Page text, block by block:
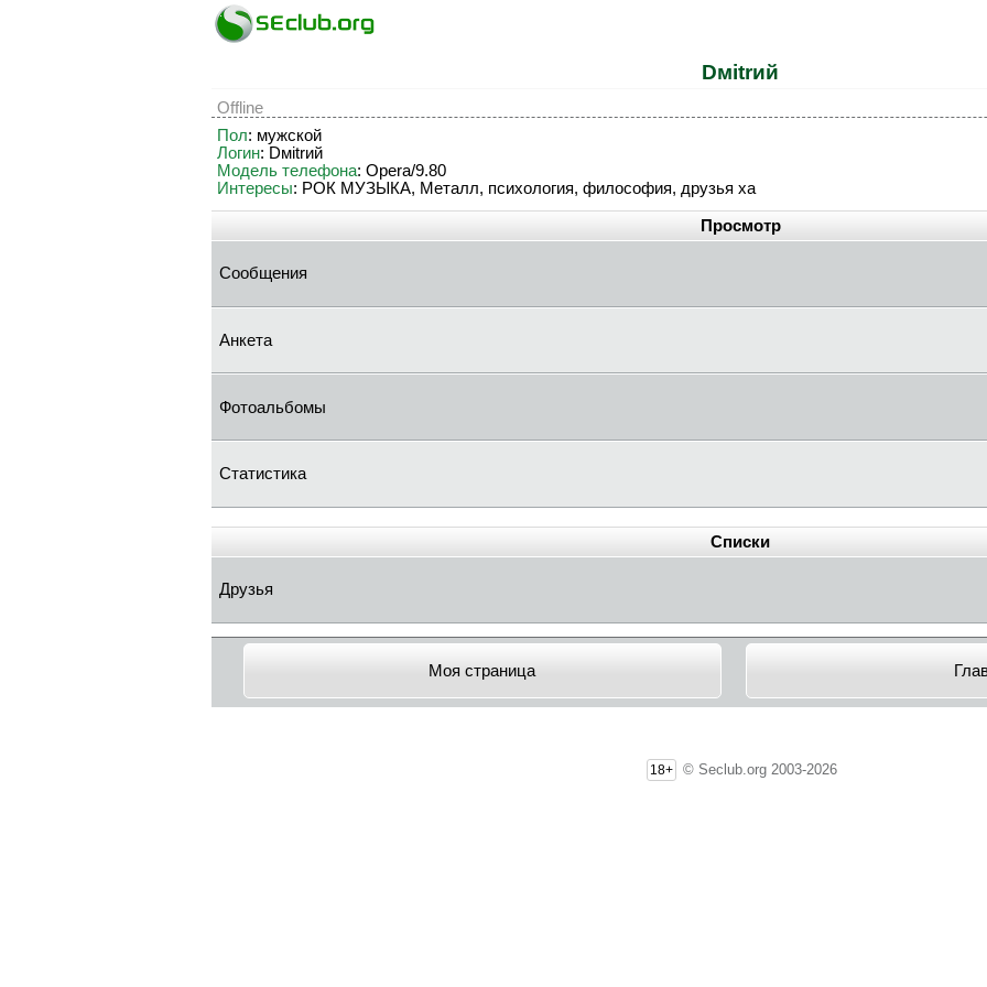
Dмitrий
Offline
Пол: мужской
Логин: Dмitrий
Модель телефона: Opera/9.80
Интересы: РОК МУЗЫКА, Металл, психология, философия, друзья ха
Просмотр
Сообщения
Анкета
Фотоальбомы
Статистика
Списки
Друзья
Моя страница
18+ © Seclub.org 2003-2026